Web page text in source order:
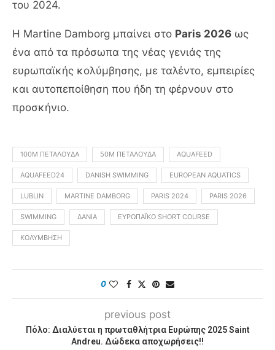
του 2024.
Η Martine Damborg μπαίνει στο Paris 2026 ως
ένα από τα πρόσωπα της νέας γενιάς της
ευρωπαϊκής κολύμβησης, με ταλέντο, εμπειρίες
και αυτοπεποίθηση που ήδη τη φέρνουν στο
προσκήνιο.
100Μ ΠΕΤΑΛΟΎΔΑ 50Μ ΠΕΤΑΛΟΎΔΑ AQUAFEED
AQUAFEED24 DANISH SWIMMING EUROPEAN AQUATICS
LUBLIN MARTINE DAMBORG PARIS 2024 PARIS 2026
SWIMMING ΔΑΝΊΑ ΕΥΡΩΠΑΪΚΌ SHORT COURSE
ΚΟΛΎΜΒΗΣΗ
0
previous post
Πόλο: Διαλύεται η πρωταθλήτρια Ευρώπης 2025 Saint
Andreu. Δώδεκα αποχωρήσεις!!